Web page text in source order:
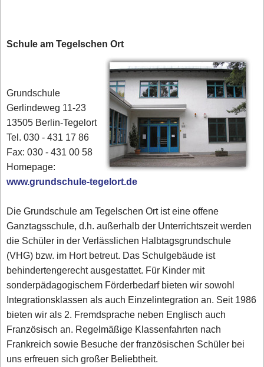
Schule am Tegelschen Ort
Grundschule
Gerlindeweg 11-23
13505 Berlin-Tegelort
Tel. 030 - 431 17 86‎
Fax: 030 - 431 00 58‎
Homepage:
www.grundschule-tegelort.de
Die Grundschule am Tegelschen Ort ist eine offene
Ganztagsschule, d.h. außerhalb der Unterrichtszeit werden
die Schüler in der Verlässlichen Halbtagsgrundschule
(VHG) bzw. im Hort betreut. Das Schulgebäude ist
behindertengerecht ausgestattet. Für Kinder mit
sonderpädagogischem Förderbedarf bieten wir sowohl
Integrationsklassen als auch Einzelintegration an. Seit 1986
bieten wir als 2. Fremdsprache neben Englisch auch
Französisch an. Regelmäßige Klassenfahrten nach
Frankreich sowie Besuche der französischen Schüler bei
uns erfreuen sich großer Beliebtheit.